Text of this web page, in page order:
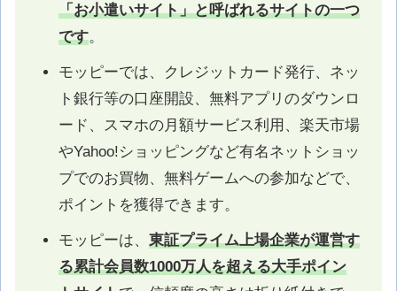
「お小遣いサイト」と呼ばれるサイトの一つ
です。
モッピーでは、クレジットカード発行、ネッ
ト銀行等の口座開設、無料アプリのダウンロ
ード、スマホの月額サービス利用、楽天市場
やYahoo!ショッピングなど有名ネットショッ
プでのお買物、無料ゲームへの参加などで、
ポイントを獲得できます。
モッピーは、 東証プライム上場企業が運営す
る累計会員数1000万人を超える大手ポイン